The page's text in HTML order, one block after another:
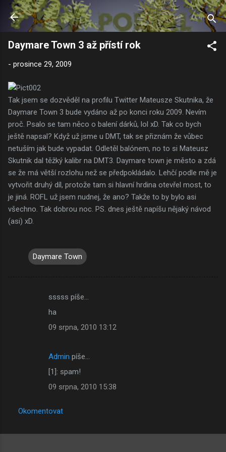
Přeskočit na hlavní obsah
Daymare Town 3 až přístí rok
- prosince 29, 2009
Tak jsem se dozvěděl na profilu Twitter Mateusze Skutnika, že
Daymare Town 3 bude vydáno až po konci roku 2009. Nevím
proč. Psalo se tam něco o balení dárků, lol xD. Tak co bych
ještě napsal? Když už jsme u DMT, tak se přiznám že vůbec
netuším jak bude vypadat. Odletěl balónem, no to si Mateusz
Skutnik dal těžký kalibr na DMT3. Daymare town je město a zdá
se že má větší rozlohu než se předpokládalo. Lehčí podle mě je
vytvořit druhý díl, protože tam si hlavní hrdina otevřel most, to
je jiná. ROFL už jsem nudnej, že ano? Takže to by bylo asi
všechno. Tak dobrou noc. PS. dnes ještě napíšu nějaký návod
(asi) xD.
Daymare Town
e
sssss píše…
ha
09 srpna, 2010 13:12
Admin píše…
[1]: spam!
09 srpna, 2010 15:38
Okomentovat